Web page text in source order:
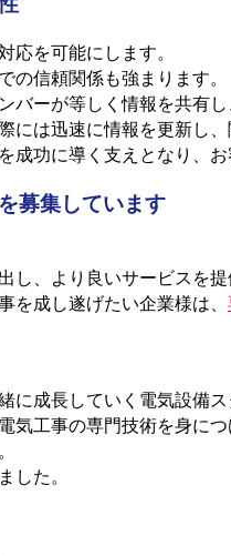
を可能にします。
信頼関係も強まります。
ーが等しく情報を共有
には迅速に情報を更新し
功に導く支えとなり、
募集しています
、より良いサービスを
成し遂げたい企業様は、
成長していく電気設備ス
工事の専門技術を身に
た。